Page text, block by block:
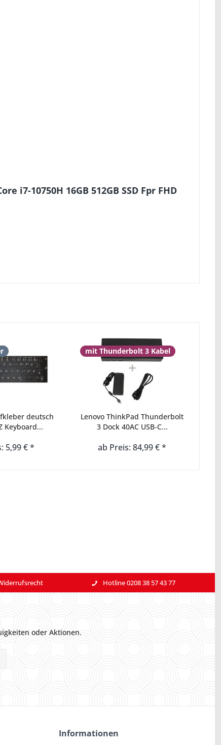
i7-10750H 16GB 512GB SSD Fpr FHD
deutsch
Keyboard...
5,99 € *
mit Thunderbolt 3 Kabel
Lenovo ThinkPad Thunderbolt
3 Dock 40AC USB-C...
ab Preis: 84,99 € *
Hotline 0208 38 57 43 77
oder Aktionen.
Informationen